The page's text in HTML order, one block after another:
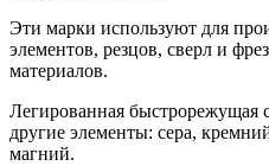
Эти марки используют для
элементов, резцов, сверл и
материалов.
Легированная быстрорежущая
другие элементы: сера,
магний.